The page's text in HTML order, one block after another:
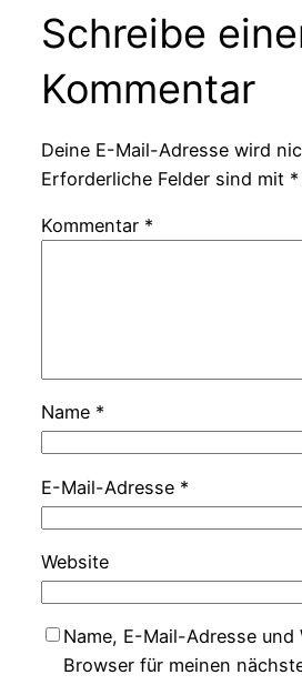
Schreibe
Kommentar
Deine E-Mail-Adresse wird
Erforderliche Felder sind mit *
Kommentar *
Name *
E-Mail-Adresse *
Website
Name, E-Mail-Adresse und
Browser für meinen